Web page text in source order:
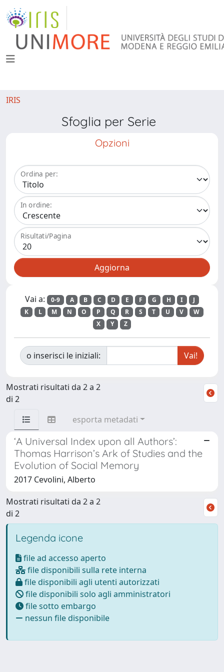
IRIS
Sfoglia per Serie
Opzioni
Ordina per:
In ordine:
Risultati/Pagina
Vai a: 0-9 A B C D E F G H I
J
K
L M N O P Q R S T U V
W
X
Y Z
o inserisci le iniziali:
Mostrati risultati da 2 a 2
di 2
esporta metadati
‘A Universal Index upon all Authors’:
Thomas Harrison’s Ark of Studies and the
Evolution of Social Memory
2017 Cevolini, Alberto
Mostrati risultati da 2 a 2
di 2
Legenda icone
file ad accesso aperto
file disponibili sulla rete interna
file disponibili agli utenti autorizzati
file disponibili solo agli amministratori
file sotto embargo
nessun file disponibile